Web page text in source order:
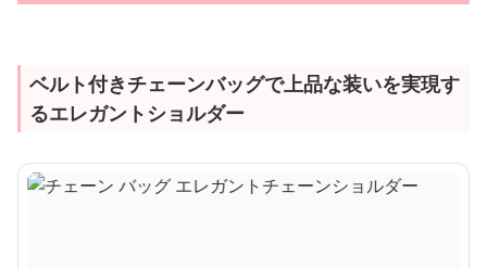
ベルト付きチェーンバッグで上品な装いを実現す
るエレガントショルダー